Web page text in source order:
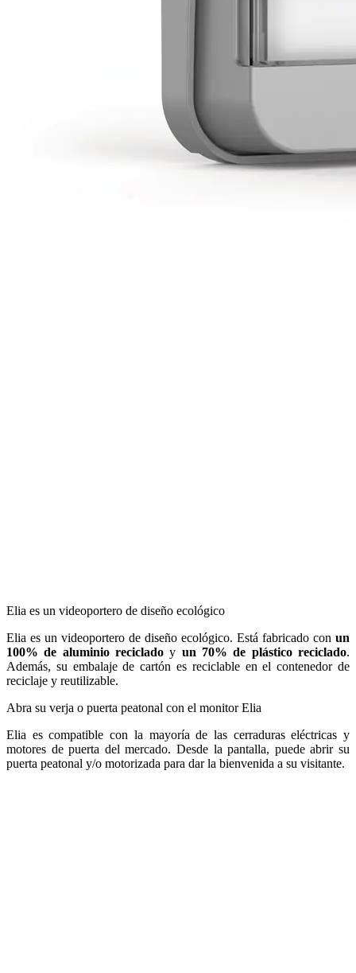
Elia es un videoportero de diseño ecológico
Elia es un videoportero de diseño ecológico. Está fabricado con un
100% de aluminio reciclado y un 70% de plástico reciclado.
Además, su embalaje de cartón es reciclable en el contenedor de
reciclaje y reutilizable.
Abra su verja o puerta peatonal con el monitor Elia
Elia es compatible con la mayoría de las cerraduras eléctricas y
motores de puerta del mercado. Desde la pantalla, puede abrir su
puerta peatonal y/o motorizada para dar la bienvenida a su visitante.